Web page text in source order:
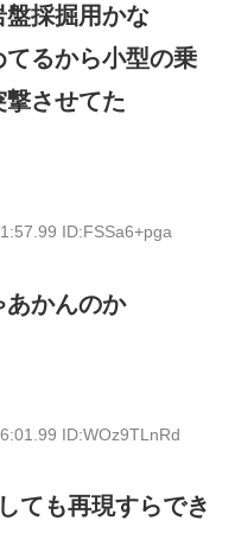
採掘用かな
るから小型の乗
撃させてた
ID:FSSa6+pga
あかんのか
ID:WOz9TLnRd
ても再現すらでき